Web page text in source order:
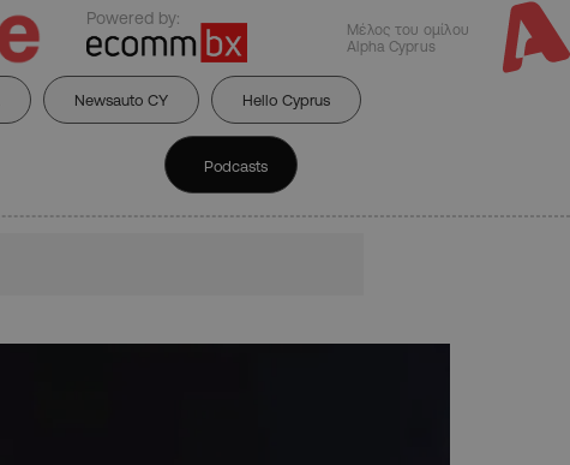
Powered by:
Μέλος του ομίλου
Alpha Cyprus
Newsauto CY Hello Cyprus
Podcasts